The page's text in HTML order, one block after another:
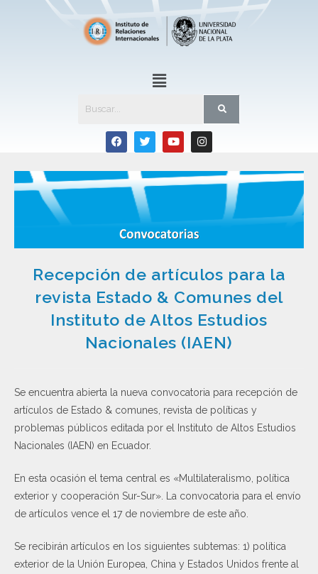
Recepción de artículos para la
revista Estado & Comunes del
Instituto de Altos Estudios
Nacionales (IAEN)
Se encuentra abierta la nueva convocatoria para recepción de
artículos de Estado & comunes, revista de políticas y
problemas públicos editada por el Instituto de Altos Estudios
Nacionales (IAEN) en Ecuador.
En esta ocasión el tema central es «Multilateralismo, política
exterior y cooperación Sur-Sur». La convocatoria para el envío
de artículos vence el 17 de noviembre de este año.
Se recibirán artículos en los siguientes subtemas: 1) política
exterior de la Unión Europea, China y Estados Unidos frente al